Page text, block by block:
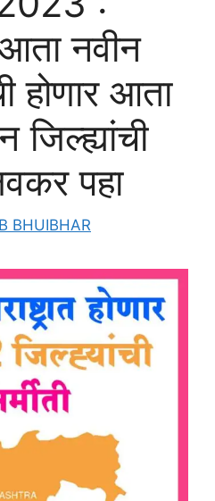
आता नवीन
होणार आता
जिल्ह्यांची
पहा
BHUIBHAR